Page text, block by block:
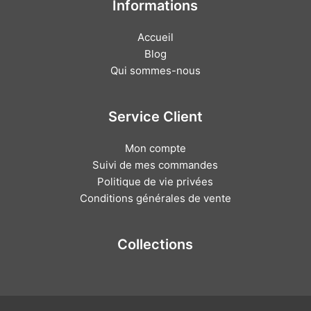
Informations
Accueil
Blog
Qui sommes-nous
Service Client
Mon compte
Suivi de mes commandes
Politique de vie privées
Conditions générales de vente
Collections